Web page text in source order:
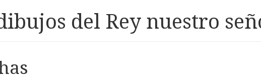
del Rey nuestro